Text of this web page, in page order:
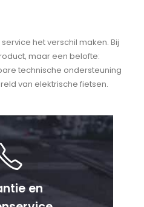
het verschil maken. Bij
maar een belofte:
technische ondersteuning
van elektrische fietsen.
en